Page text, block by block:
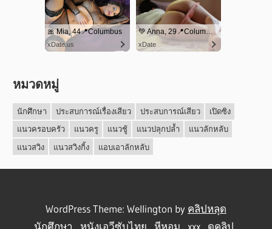
หมวดหมู่
นักศึกษา ประสบการณ์เรื่องเสียว ประสบการณ์เสียว
เปิดซิง
แนวครอบครัว
แนวครู แนวชู้ แนวปลุกปล้ำ
แนวลักหลับ
แนวสวิง
แนวสวิงกิ้ง แอบเอาลักหลับ
WordPress Theme: Wellington by คลิปหลุด